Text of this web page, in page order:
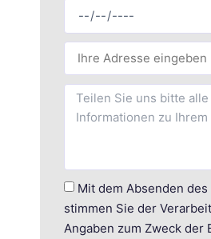
Mit dem Absenden des
stimmen Sie der
Angaben zum Zweck der